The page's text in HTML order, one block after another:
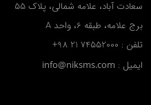
سعادت آباد، علامه شمالی، پلاک 55
برج علامه، طبقه 6، واحد A
تلفن : +98 21 74552000
ایمیل : info@niksms.com